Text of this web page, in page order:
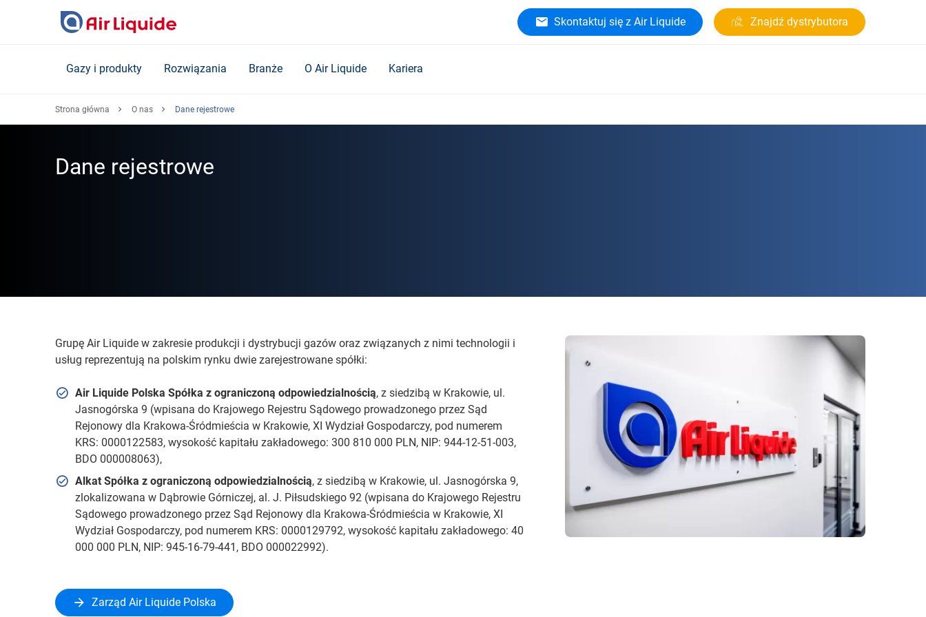
Skontaktuj się z Air Liquide Znajdź dystrybutora
Gazy i produkty Rozwiązania Branże O Air Liquide Kariera
Strona główna O nas Dane rejestrowe
Dane rejestrowe
Grupę Air Liquide w zakresie produkcji i dystrybucji gazów oraz związanych z nimi technologii i
usług reprezentują na polskim rynku dwie zarejestrowane spółki:
Air Liquide Polska Spółka z ograniczoną odpowiedzialnością, z siedzibą w Krakowie, ul.
Jasnogórska 9 (wpisana do Krajowego Rejestru Sądowego prowadzonego przez Sąd
Rejonowy dla Krakowa-Śródmieścia w Krakowie, XI Wydział Gospodarczy, pod numerem
KRS: 0000122583, wysokość kapitału zakładowego: 300 810 000 PLN, NIP: 944-12-51-003,
BDO 000008063),
Alkat Spółka z ograniczoną odpowiedzialnością, z siedzibą w Krakowie, ul. Jasnogórska 9,
zlokalizowana w Dąbrowie Górniczej, al. J. Piłsudskiego 92 (wpisana do Krajowego Rejestru
Sądowego prowadzonego przez Sąd Rejonowy dla Krakowa-Śródmieścia w Krakowie, XI
Wydział Gospodarczy, pod numerem KRS: 0000129792, wysokość kapitału zakładowego: 40
000 000 PLN, NIP: 945-16-79-441, BDO 000022992).
Zarząd Air Liquide Polska